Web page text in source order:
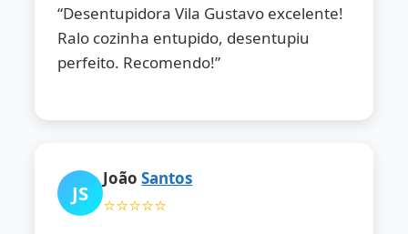
“Desentupidora Vila Gustavo excelente!
Ralo cozinha entupido, desentupiu
perfeito. Recomendo!”
JS
JoãoSantos
⭐⭐⭐⭐⭐